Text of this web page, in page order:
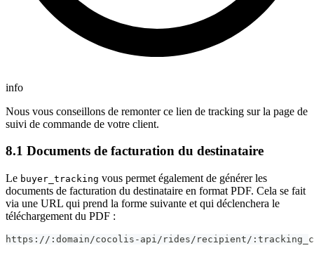
info
Nous vous conseillons de remonter ce lien de tracking sur la page de
suivi de commande de votre client.
8.1 Documents de facturation du destinataire
Le buyer_tracking vous permet également de générer les
documents de facturation du destinataire en format PDF. Cela se fait
via une URL qui prend la forme suivante et qui déclenchera le
téléchargement du PDF :
https://:domain/cocolis-api/rides/recipient/